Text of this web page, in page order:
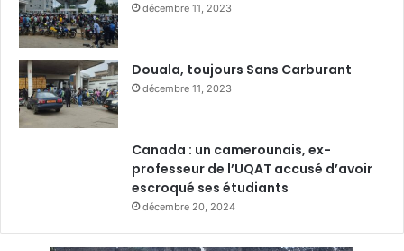
décembre 11, 2023
Douala, toujours Sans Carburant
décembre 11, 2023
Canada : un camerounais, ex-
professeur de l’UQAT accusé d’avoir
escroqué ses étudiants
décembre 20, 2024